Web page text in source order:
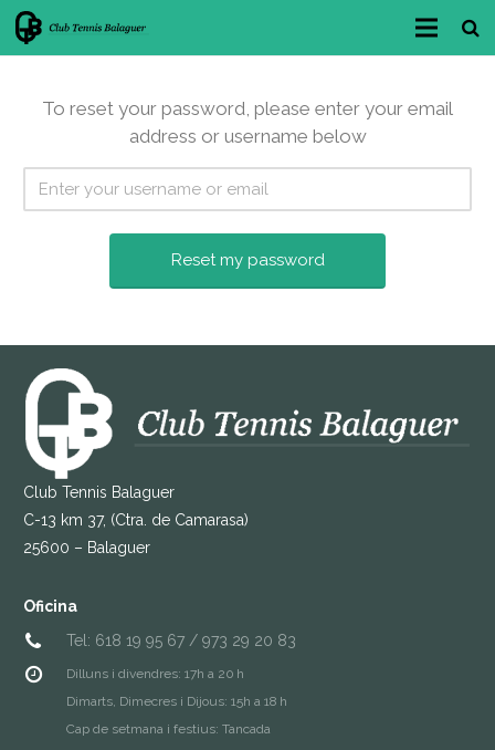
FES-TE SOCI/A
RESERVES
LLUM I ACCESSOS
NOTÍCIES i NOVETATS
CONTACTAR
To reset your password, please enter your email
address or username below
Club Tennis Balaguer
C-13 km 37, (Ctra. de Camarasa)
25600 – Balaguer
Oficina
Tel: 618 19 95 67 / 973 29 20 83
Dilluns i divendres: 17h a 20 h
Dimarts, Dimecres i Dijous: 15h a 18 h
Cap de setmana i festius: Tancada